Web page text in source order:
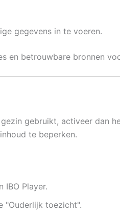
gegevens in te voeren.
en betrouwbare bronnen
gebruikt, activeer dan
te beperken.
IBO Player.
"Ouderlijk toezicht".